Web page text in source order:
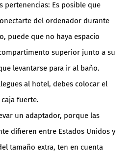
pertenencias: Es posible que
del ordenador durante
puede que no haya espacio
superior junto a su
levantarse para ir al baño.
al hotel, debes colocar el
fuerte.
un adaptador, porque las
difieren entre Estados Unidos y
tamaño extra, ten en cuenta